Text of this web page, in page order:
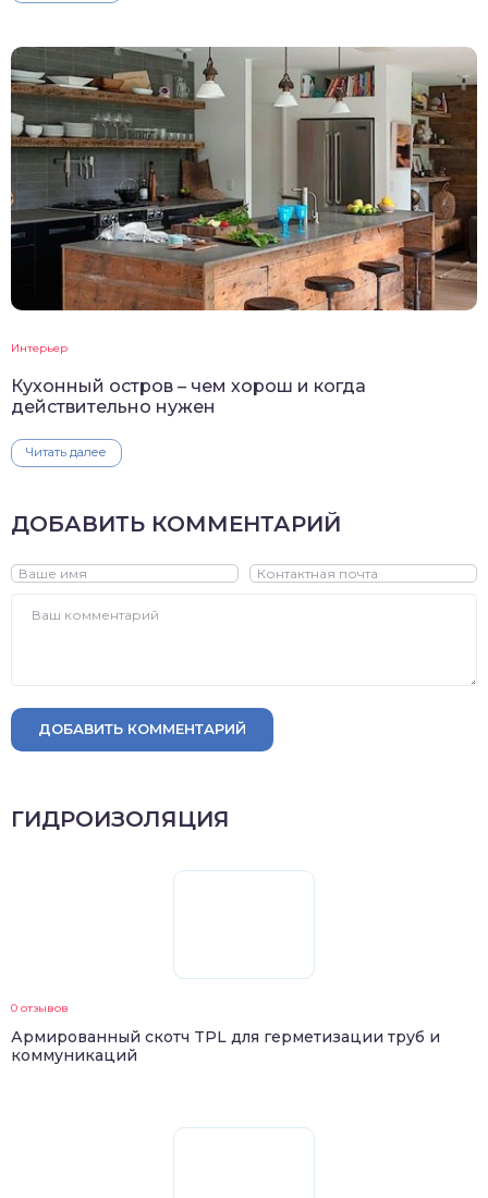
Интерьер
Кухонный остров – чем хорош и когда
действительно нужен
Читать далее
ДОБАВИТЬ КОММЕНТАРИЙ
ДОБАВИТЬ КОММЕНТАРИЙ
ГИДРОИЗОЛЯЦИЯ
0 отзывов
Армированный скотч TPL для герметизации труб и
коммуникаций